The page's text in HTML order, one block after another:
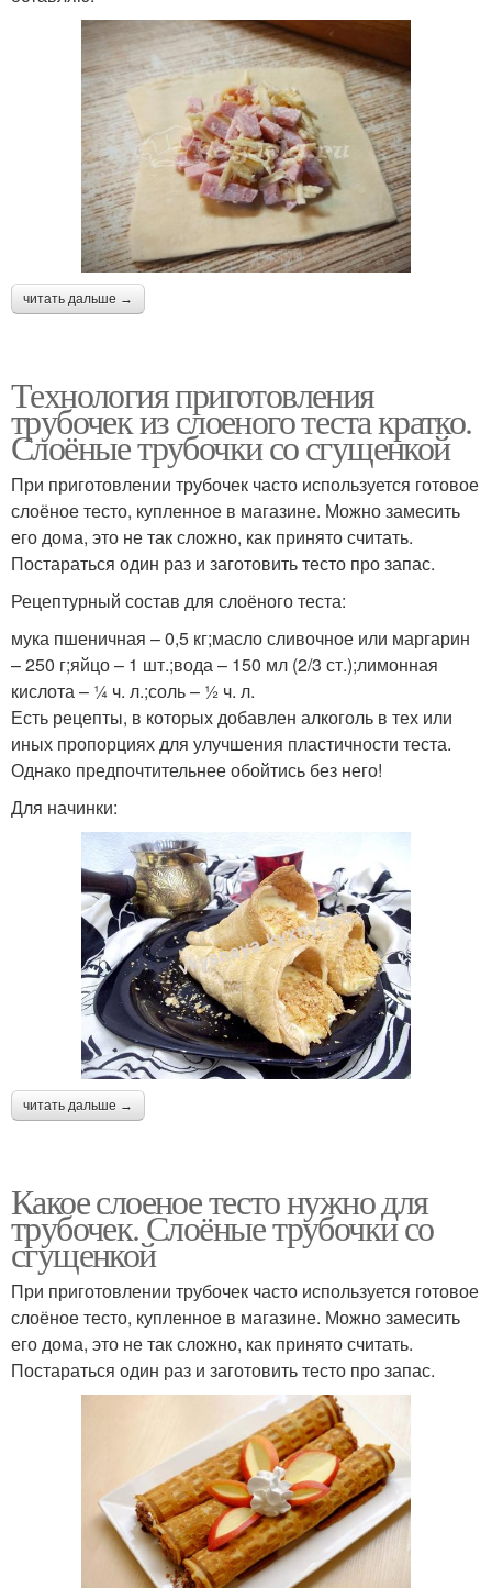
читать дальше →
Технология приготовления
трубочек из слоеного теста кратко.
Слоёные трубочки со сгущенкой
При приготовлении трубочек часто используется готовое
слоёное тесто, купленное в магазине. Можно замесить
его дома, это не так сложно, как принято считать.
Постараться один раз и заготовить тесто про запас.
Рецептурный состав для слоёного теста:
мука пшеничная – 0,5 кг;масло сливочное или маргарин
– 250 г;яйцо – 1 шт.;вода – 150 мл (2/3 ст.);лимонная
кислота – ¼ ч. л.;соль – ½ ч. л.
Есть рецепты, в которых добавлен алкоголь в тех или
иных пропорциях для улучшения пластичности теста.
Однако предпочтительнее обойтись без него!
Для начинки:
читать дальше →
Какое слоеное тесто нужно для
трубочек. Слоёные трубочки со
сгущенкой
При приготовлении трубочек часто используется готовое
слоёное тесто, купленное в магазине. Можно замесить
его дома, это не так сложно, как принято считать.
Постараться один раз и заготовить тесто про запас.